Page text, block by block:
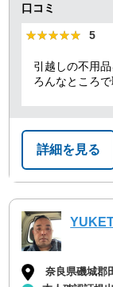
口コミ
★★★★★
★★★★★ 5
引越しの不用
ろんなところ
ですが、 対応
詳細を見る
奈良県磯城郡